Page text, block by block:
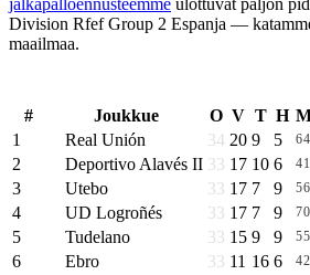
jalkapalloennusteemme ulottuvat paljon
Division Rfef Group 2 Espanja —
maailmaa.
# Joukkue O V T H
1
Real Unión 34 20 9 5
2
Deportivo Alavés II 33 17 10 6
3
Utebo 33 17 7 9
4
UD Logroñés 33 17 7 9
5
Tudelano 33 15 9 9
6
Ebro 33 11 16 6